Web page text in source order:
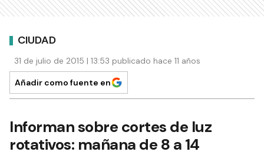
CIUDAD
31 de julio de 2015 | 13:53 publicado hace 11 años
Añadir como fuente en
Informan sobre cortes de luz
rotativos: mañana de 8 a 14